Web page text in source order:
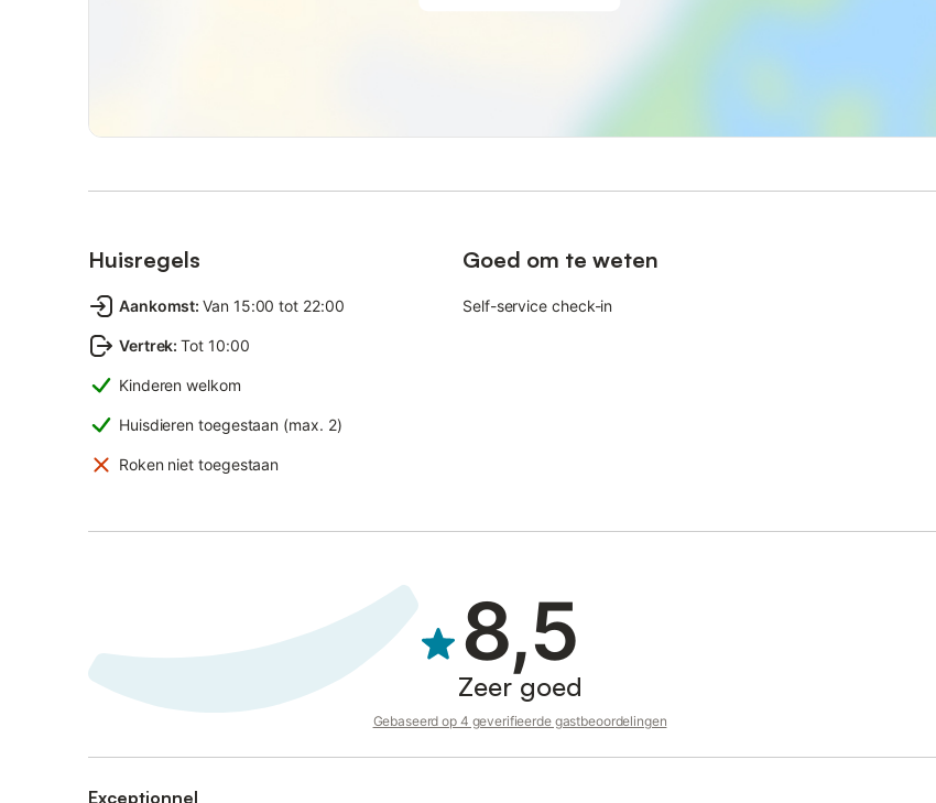
Huisregels
Aankomst: Van 15:00 tot 22:00
Vertrek: Tot 10:00
Kinderen welkom
Huisdieren toegestaan (max. 2)
Roken niet toegestaan
Goed om te weten
Self-service check-in
8,5
Zeer goed
Gebaseerd op 4 geverifieerde gastbeoordelingen
Exceptionnel